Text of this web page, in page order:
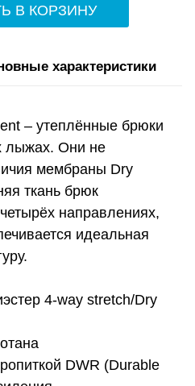
В КОРЗИНУ
характеристики
– утеплённые брюки
лыжах. Они не
мембраны Dry
ткань брюк
направлениях,
идеальная
4-way stretch/Dry
DWR (Durable